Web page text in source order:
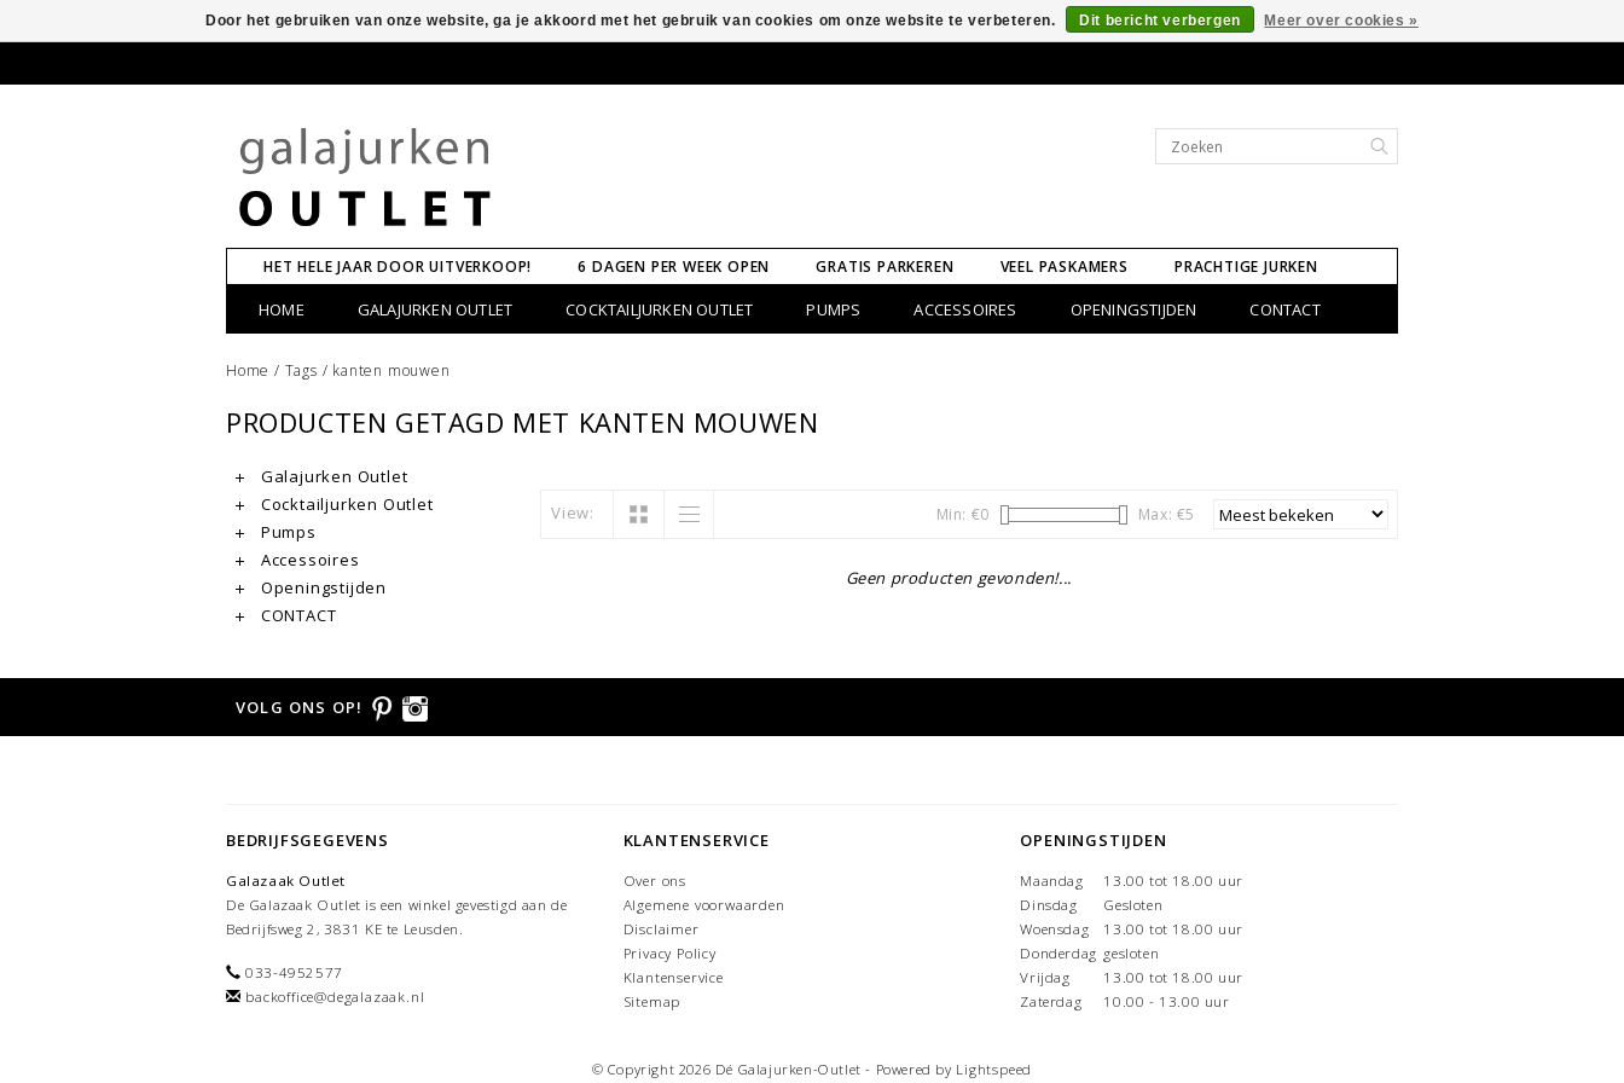
HET HELE JAAR DOOR UITVERKOOP! 6 DAGEN PER WEEK OPEN GRATIS PARKEREN VEEL PASKAMERS PRACHTIGE JURKEN
HOME GALAJURKEN OUTLET COCKTAILJURKEN OUTLET PUMPS ACCESSOIRES OPENINGSTIJDEN CONTACT
Home / Tags / kanten mouwen
PRODUCTEN GETAGD MET KANTEN MOUWEN
Galajurken Outlet
Cocktailjurken Outlet
Pumps
Accessoires
Openingstijden
CONTACT
View: Min: €0 Max: €5
Geen producten gevonden!...
VOLG ONS OP!
BEDRIJFSGEGEVENS
Galazaak Outlet
De Galazaak Outlet is een winkel gevestigd aan de
Bedrijfsweg 2, 3831 KE te Leusden.
033-4952577
backoffice@degalazaak.nl
KLANTENSERVICE
Over ons
Algemene voorwaarden
Disclaimer
Privacy Policy
Klantenservice
Sitemap
OPENINGSTIJDEN
Maandag
13.00 tot 18.00 uur
Dinsdag
Gesloten
Woensdag
13.00 tot 18.00 uur
Donderdag gesloten
Vrijdag
13.00 tot 18.00 uur
Zaterdag
10.00 - 13.00 uur
© Copyright 2026 Dé Galajurken-Outlet - Powered by Lightspeed
Door het gebruiken van onze website, ga je akkoord met het gebruik van cookies om onze website te verbeteren. Dit bericht verbergen Meer over cookies »